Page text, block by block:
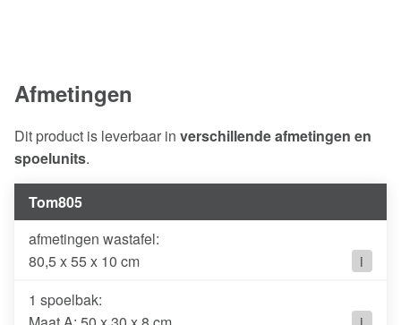
Afmetingen
Dit product is leverbaar in verschillende afmetingen en
spoelunits.
Tom805
80,5 x 55 x 10 cm
i
1 spoelbak: